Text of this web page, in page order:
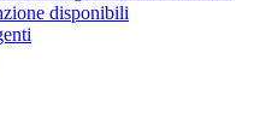
disponibili